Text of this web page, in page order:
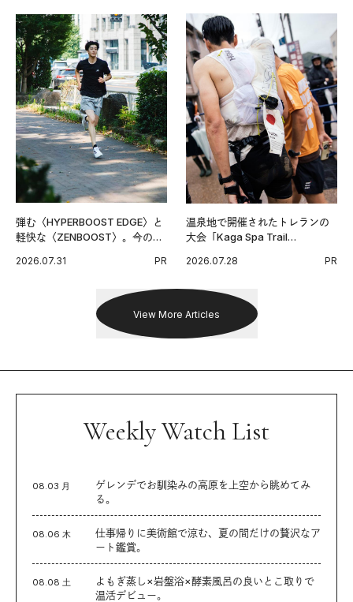
弾む〈HYPERBOOST EDGE〉と
軽快な〈ZENBOOST〉。今の時
出した新機軸。
2026.07.31 PR
温泉地で開催されたトレランの
大会「Kaga Spa Trail
戦を夢見るランナーたちの奮闘
2026.07.28 PR
View More Articles
Weekly Watch List
08.03 月
ゲレンデでお馴染みの高原を上空から眺めてみ
る。
08.06 木
仕事帰りに美術館で涼む、夏の間だけの贅沢なア
ート鑑賞。
08.08 土
よもぎ蒸し×岩盤浴×酵素風呂の良いとこ取りで
温活デビュー。